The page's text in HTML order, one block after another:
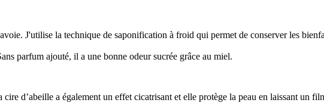
J'utilise la technique de saponification à froid qui permet de conserver les
parfum ajouté, il a une bonne odeur sucrée grâce au miel.
d’abeille a également un effet cicatrisant et elle protège la peau en laissant un